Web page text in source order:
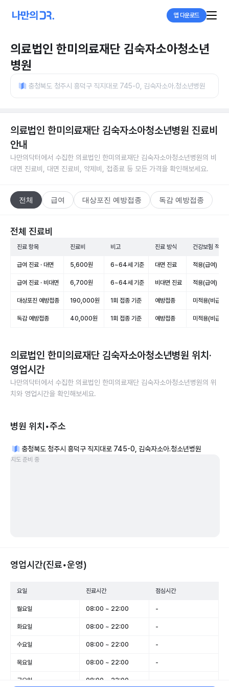
앱 다운로드
의료법인 한미의료재단 김숙자소아청소년
병원
충청북도 청주시 흥덕구 직지대로 745-0, 김숙자소아.청소년병원
의료법인 한미의료재단 김숙자소아청소년병원 진료비
안내
나만의닥터에서 수집한 의료법인 한미의료재단 김숙자소아청소년병원의 비
대면 진료비, 대면 진료비, 약제비, 접종료 등 모든 가격을 확인해보세요.
전체 급여 대상포진 예방접종 독감 예방접종
전체 진료비
진료 항목 진료비 비고 진료 방식 건강보험 적용
급여 진료 · 대면 5,600원 6~64세 기준 대면 진료 적용(급여)
급여 진료 · 비대면 6,700원 6~64세 기준 비대면 진료 적용(급여)
대상포진 예방접종 190,000원 1회 접종 기준 예방접종 미적용(비급여)
독감 예방접종 40,000원 1회 접종 기준 예방접종 미적용(비급여)
의료법인 한미의료재단 김숙자소아청소년병원 위치·
영업시간
나만의닥터에서 수집한 의료법인 한미의료재단 김숙자소아청소년병원의 위
치와 영업시간을 확인해보세요.
병원 위치•주소
충청북도 청주시 흥덕구 직지대로 745-0, 김숙자소아.청소년병원
지도 준비 중
영업시간(진료•운영)
요일 진료시간 점심시간
월요일 08:00 ~ 22:00 -
화요일 08:00 ~ 22:00 -
수요일 08:00 ~ 22:00 -
목요일 08:00 ~ 22:00 -
금요일 08:00 ~ 22:00